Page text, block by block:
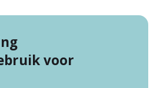
voor